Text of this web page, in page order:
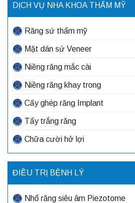
DỊCH VỤ NHA KHOA THẨM MỸ
Răng sứ thẩm mỹ
Mặt dán sứ Veneer
Niềng răng mắc cài
Niềng răng khay trong
Cấy ghép răng Implant
Tẩy trắng răng
Chữa cười hở lợi
ĐIỀU TRỊ BỆNH LÝ
Nhổ răng siêu âm Piezotome